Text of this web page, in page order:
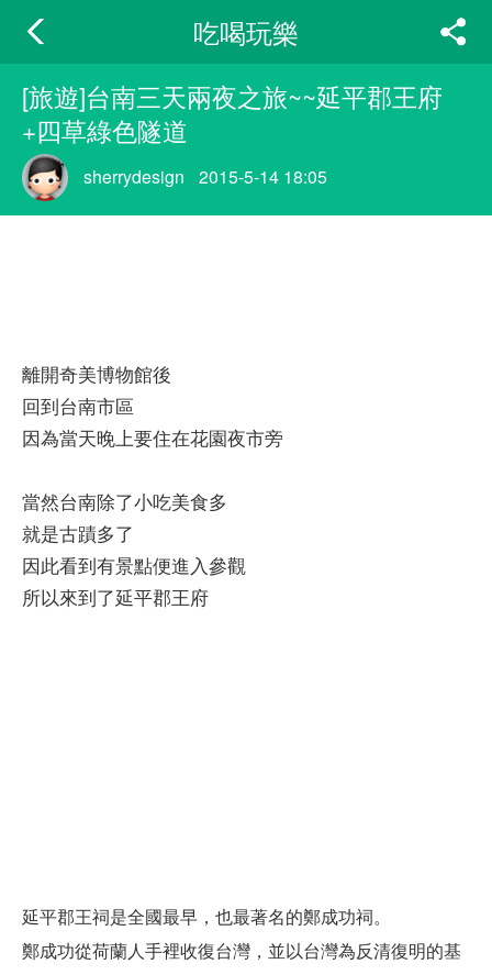
吃喝玩樂
[旅遊]台南三天兩夜之旅~~延平郡王府
+四草綠色隧道
sherrydesign 2015-5-14 18:05
離開奇美博物館後
回到台南市區
因為當天晚上要住在花園夜市旁
當然台南除了小吃美食多
就是古蹟多了
因此看到有景點便進入參觀
所以來到了延平郡王府
延平郡王祠是全國最早，也最著名的鄭成功祠。
鄭成功從荷蘭人手裡收復台灣，並以台灣為反清復明的基